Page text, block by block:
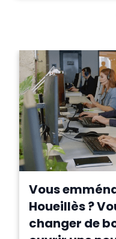
Vous
Houeillès ?
changer de